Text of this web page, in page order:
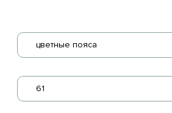
цветные пояса
61